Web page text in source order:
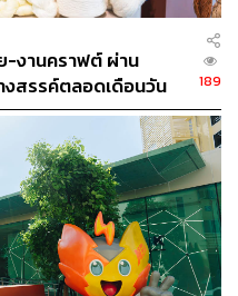
แนวคิดที่เป็นคุณ
กโฉมดีไซน์การออกแบบให้
BRAND DNA ทั้ง 4 แกน
โดดเด่นมีเอกลักษณ์
-งานคราฟต์ ผ่าน
สรรค์ตลอดเดือนวัน
189